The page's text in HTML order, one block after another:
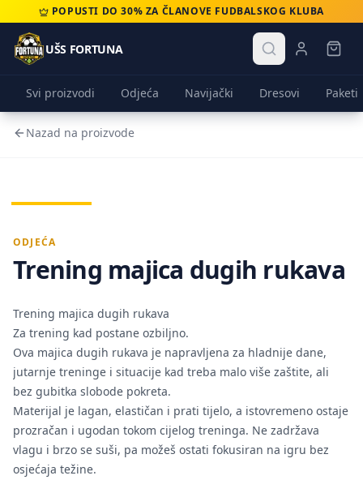
POPUSTI DO 30% ZA ČLANOVE FUDBALSKOG KLUBA
UŠS FORTUNA
Svi proizvodi Odjeća Navijački Dresovi Paketi
Nazad na proizvode
ODJEĆA
Trening majica dugih rukava
Trening majica dugih rukava
Za trening kad postane ozbiljno.
Ova majica dugih rukava je napravljena za hladnije dane,
jutarnje treninge i situacije kad treba malo više zaštite, ali
bez gubitka slobode pokreta.
Materijal je lagan, elastičan i prati tijelo, a istovremeno ostaje
prozračan i ugodan tokom cijelog treninga. Ne zadržava
vlagu i brzo se suši, pa možeš ostati fokusiran na igru bez
osjećaja težine.